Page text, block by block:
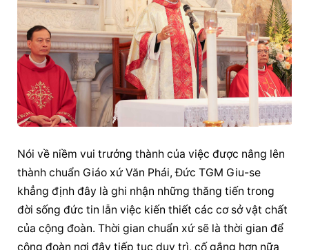
Nói về niềm vui trưởng thành của việc được nâng lên
thành chuẩn Giáo xứ Văn Phái, Đức TGM Giu-se
đời sống đức tin lẫn việc kiến thiết các cơ sở vật chất
của cộng đoàn. Thời gian chuẩn xứ sẽ là thời gian để
cộng đoàn nơi đây tiếp tục duy trì, cố gắng hơn nữa